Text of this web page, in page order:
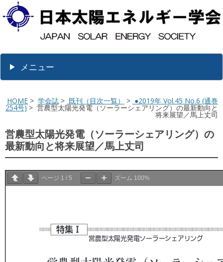
メニュー
HOME > 学会誌 > 既刊（目次一覧） > ●2019年 Vol.45 No.6 (通巻
254号) > 営農型太陽光発電（ソーラーシェアリング）の最新動向と
将来展望／馬上丈司
営農型太陽光発電（ソーラーシェアリング）の
最新動向と将来展望／馬上丈司
ページ 1 / 5 ズーム 100%